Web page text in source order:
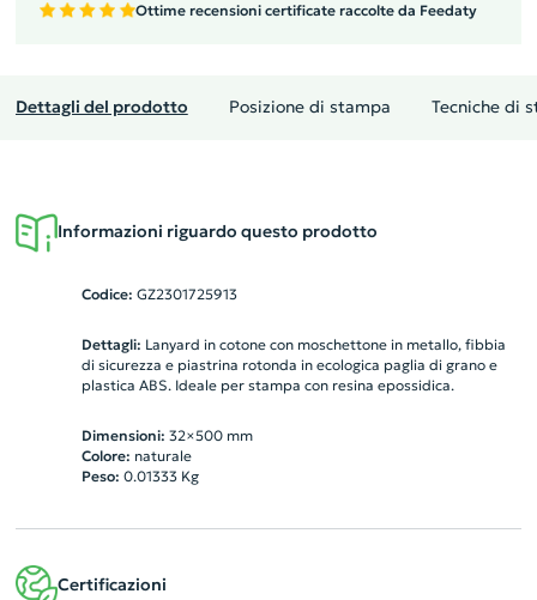
Ottime recensioni certificate raccolte da Feedaty
Dettagli del prodotto Posizione di stampa Tecniche di
Informazioni riguardo questo prodotto
Codice: GZ2301725913
Dettagli: Lanyard in cotone con moschettone in metallo, fibbia
di sicurezza e piastrina rotonda in ecologica paglia di grano e
plastica ABS. Ideale per stampa con resina epossidica.
Dimensioni: 32×500 mm
Colore: naturale
Peso: 0.01333Kg
Certificazioni